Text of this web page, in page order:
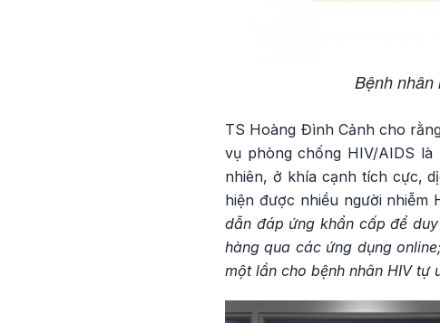
Bệnh nhân
TS Hoàng Đình Cảnh cho
vụ phòng chống HIV/AIDS
nhiên, ở khía cạnh tích cực,
hiện được nhiều người nhiễm
dẫn đáp ứng khẩn cấp để
hàng qua các ứng dụng
một lần cho bệnh nhân HIV tự